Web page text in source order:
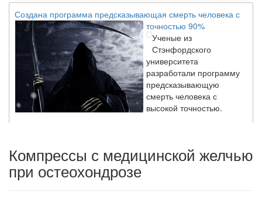
Создана программа предсказывающая смерть человека с
точностью 90%
Ученые из
Стэнфордского
университета
разработали программу
предсказывающую
смерть человека с
высокой точностью.
россиян в два раза
Компрессы с медицинской желчью
при остеохондрозе